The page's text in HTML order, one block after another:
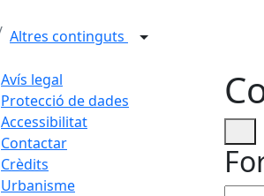
Altres continguts
Avís legal
Protecció de dades
Accessibilitat
Contactar
Crèdits
Urbanisme